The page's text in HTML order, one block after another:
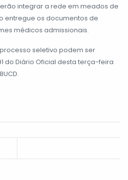
integrar a rede em meados de
entregue os documentos de
médicos admissionais.
seletivo podem ser
do Diário Oficial desta terça-feira
.